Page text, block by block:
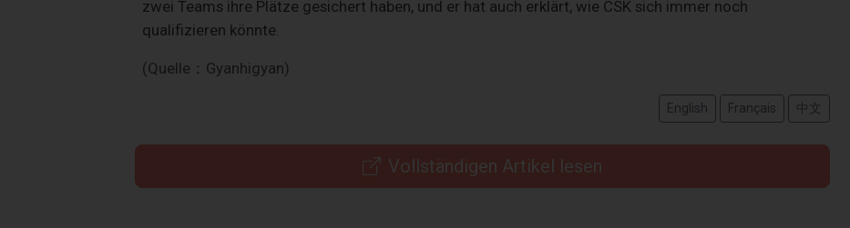
zwei Teams ihre Plätze gesichert haben, und er hat auch erklärt, wie CSK sich immer noch
qualifizieren könnte.
(Quelle：Gyanhigyan)
English Français 中文
Vollständigen Artikel lesen